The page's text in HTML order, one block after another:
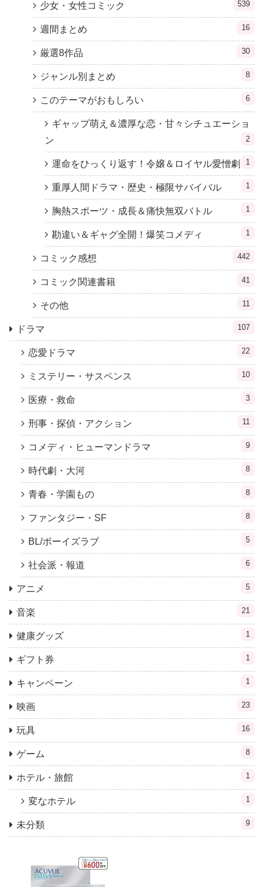
少女・女性コミック 539
週間まとめ 16
厳選8作品 30
ジャンル別まとめ 8
このテーマがおもしろい 6
ギャップ萌え＆濃厚な恋・甘々シチュエーショ
ン
2
運命をひっくり返す！令嬢＆ロイヤル愛憎劇 1
重厚人間ドラマ・歴史・極限サバイバル 1
胸熱スポーツ・成長＆痛快無双バトル 1
勘違い＆ギャグ全開！爆笑コメディ 1
コミック感想 442
コミック関連書籍 41
その他 11
ドラマ 107
恋愛ドラマ 22
ミステリー・サスペンス 10
医療・救命 3
刑事・探偵・アクション 11
コメディ・ヒューマンドラマ 9
時代劇・大河 8
青春・学園もの 8
ファンタジー・SF 8
BL/ボーイズラブ 5
社会派・報道 6
アニメ 5
音楽 21
健康グッズ 1
ギフト券 1
キャンペーン 1
映画 23
玩具 16
ゲーム 8
ホテル・旅館 1
変なホテル 1
未分類 9